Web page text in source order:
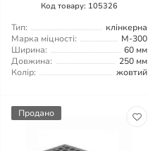
Код товару: 105326
Тип:
клінкерна
Марка міцності:
М-300
Ширина:
60 мм
Довжина:
250 мм
Колір:
жовтий
Продано